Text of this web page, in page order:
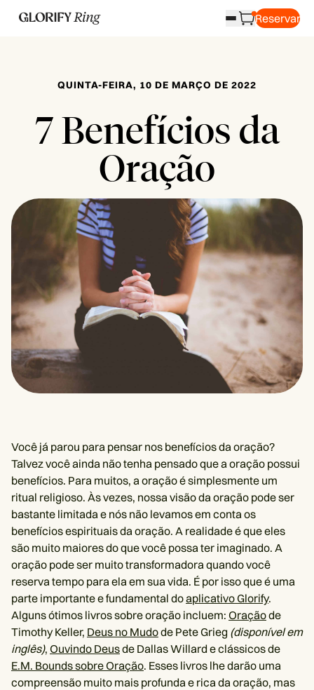
Reservar
QUINTA-FEIRA, 10 DE MARÇO DE 2022
7 Benefícios da
Oração
Você já parou para pensar nos benefícios da oração?
Talvez você ainda não tenha pensado que a oração possui
benefícios. Para muitos, a oração é simplesmente um
ritual religioso. Às vezes, nossa visão da oração pode ser
bastante limitada e nós não levamos em conta os
benefícios espirituais da oração. A realidade é que eles
são muito maiores do que você possa ter imaginado. A
oração pode ser muito transformadora quando você
reserva tempo para ela em sua vida. É por isso que é uma
parte importante e fundamental doaplicativo Glorify.
Alguns ótimos livros sobre oração incluem: Oraçãode
Timothy Keller, Deus no Mudode Pete Grieg (disponível em
inglês), Ouvindo Deusde Dallas Willard e clássicos de
E.M. Bounds sobre Oração. Esses livros lhe darão uma
compreensão muito mais profunda e rica da oração, mas